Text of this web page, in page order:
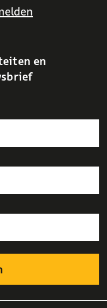
en